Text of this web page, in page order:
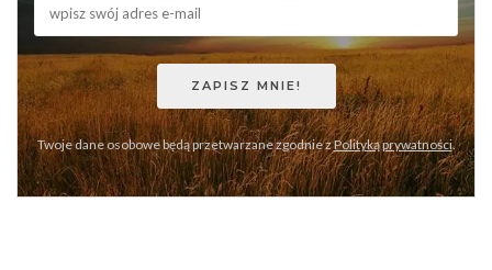
Twoje dane osobowe będą przetwarzane zgodnie zPolityką prywatności.